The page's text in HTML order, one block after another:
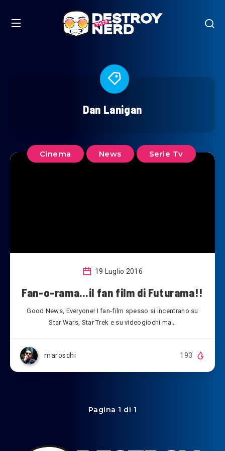
Dan Lanigan
Cinema News Serie Tv
19 Luglio 2016
Fan-o-rama…il fan film di Futurama!!
Good News, Everyone! I fan-film spesso si incentrano su
Star Wars, Star Trek e su videogiochi ma…
maroschi 193
Pagina 1 di 1